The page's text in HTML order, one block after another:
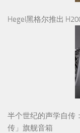
Hegel黑格尔推出
半个世纪的声学自传
传」旗舰音箱